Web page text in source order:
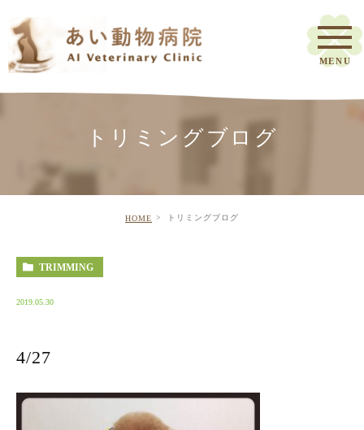
トリミングブログ
HOME トリミングブログ
TRIMMING
2019.05.30
4/27